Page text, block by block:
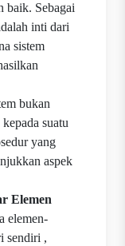
baik. Sebagai
inti dari
sistem
bukan
suatu
yang
aspek
Elemen
elemen-
sendiri ,